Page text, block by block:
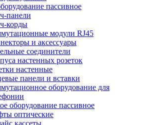
пассивное
панели
корды
модули RJ45
и аксессуары
соединители
настенных розеток
настенные
панели и вставки
оборудование для
оборудование пассивное
оптические
кассеты